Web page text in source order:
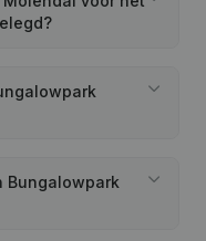
Bungalowpark